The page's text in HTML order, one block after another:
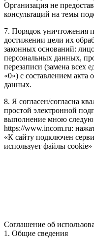
Организация не
консультаций на темы
7. Порядок уничтожения
достижении цели их
законных оснований:
персональных данных,
перезаписи (замена всех
«0») с составлением
данных.
8. Я согласен/согласна
простой электронной
выполнение мною
https://www.incom.ru:
«К сайту подключен
использует файлы cookie»
Соглашение об
1. Общие сведения